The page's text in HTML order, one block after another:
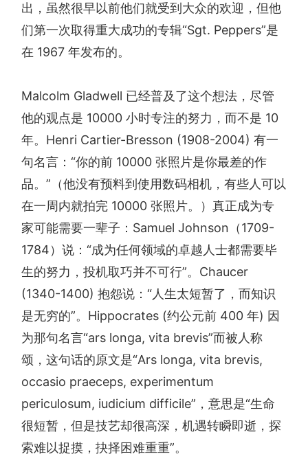
出，虽然很早以前他们就受到大众的欢迎，但他
们第一次取得重大成功的专辑“Sgt. Peppers”是
在 1967 年发布的。
Malcolm Gladwell 已经普及了这个想法，尽管
他的观点是 10000 小时专注的努力，而不是 10
年。Henri Cartier-Bresson (1908-2004) 有一
句名言：“你的前 10000 张照片是你最差的作
品。”（他没有预料到使用数码相机，有些人可以
在一周内就拍完 10000 张照片。）真正成为专
家可能需要一辈子：Samuel Johnson（1709-
1784）说：“成为任何领域的卓越人士都需要毕
生的努力，投机取巧并不可行”。Chaucer
(1340-1400) 抱怨说：“人生太短暂了，而知识
是无穷的”。Hippocrates (约公元前 400 年) 因
为那句名言“ars longa, vita brevis”而被人称
颂，这句话的原文是“Ars longa, vita brevis,
occasio praeceps, experimentum
periculosum, iudicium difficile”，意思是“生命
很短暂，但是技艺却很高深，机遇转瞬即逝，探
索难以捉摸，抉择困难重重”。